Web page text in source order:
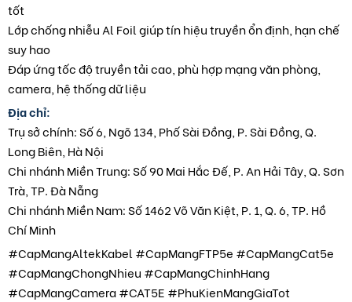
tốt
Lớp chống nhiễu Al Foil giúp tín hiệu truyền ổn định, hạn chế
suy hao
Đáp ứng tốc độ truyền tải cao, phù hợp mạng văn phòng,
camera, hệ thống dữ liệu
Địa chỉ:
Trụ sở chính: Số 6, Ngõ 134, Phố Sài Đồng, P. Sài Đồng, Q.
Long Biên, Hà Nội
Chi nhánh Miền Trung: Số 90 Mai Hắc Đế, P. An Hải Tây, Q. Sơn
Trà, TP. Đà Nẵng
Chi nhánh Miền Nam: Số 1462 Võ Văn Kiệt, P. 1, Q. 6, TP. Hồ
Chí Minh
#CapMangAltekKabel #CapMangFTP5e #CapMangCat5e
#CapMangChongNhieu #CapMangChinhHang
#CapMangCamera #CAT5E #PhuKienMangGiaTot